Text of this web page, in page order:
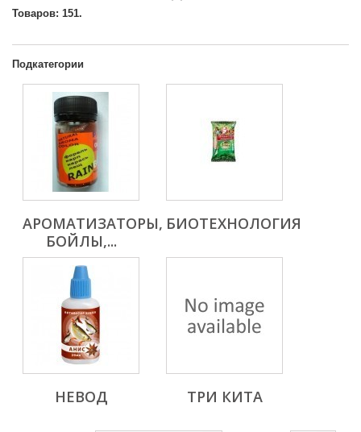
Товаров: 151.
Подкатегории
АРОМАТИЗАТОРЫ,
БОЙЛЫ,...
БИОТЕХНОЛОГИЯ
НЕВОД ТРИ КИТА